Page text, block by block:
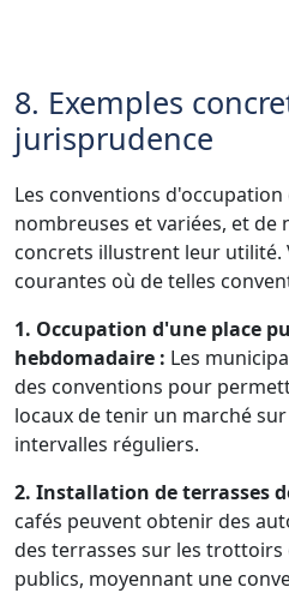
8. Exemples
jurisprudence
Les conventions
nombreuses et variées, et de
concrets illustrent leur utilité.
courantes où de telles
1. Occupation d'une place
hebdomadaire : Les
des conventions pour
locaux de tenir un marché
intervalles réguliers.
2. Installation de terrasses
cafés peuvent obtenir des
des terrasses sur les trottoirs
publics, moyennant une